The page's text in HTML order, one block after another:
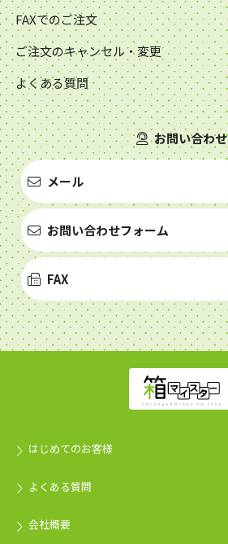
FAXでのご注文
ご注文のキャンセル・変更
よくある質問
お問い合わせ
メール
お問い合わせフォーム
FAX
はじめてのお客様
よくある質問
会社概要